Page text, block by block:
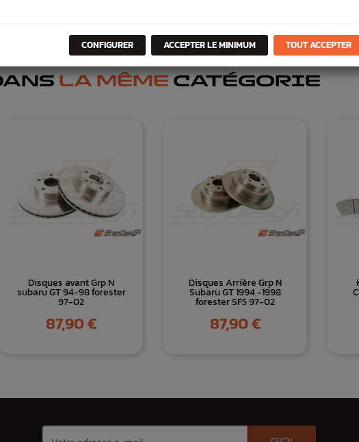
LA MÊMECATÉGORIE
Disques avant Grp N
subaru GT 94-98 forester
97-02
Prix
87,90 €
Disques Arrière Grp N
Subaru GT 1994 -1998
forester SF5 97-02
Prix
87,90 €
CONFIGURER ACCEPTER LE MINIMUM TOUT ACCEPTER